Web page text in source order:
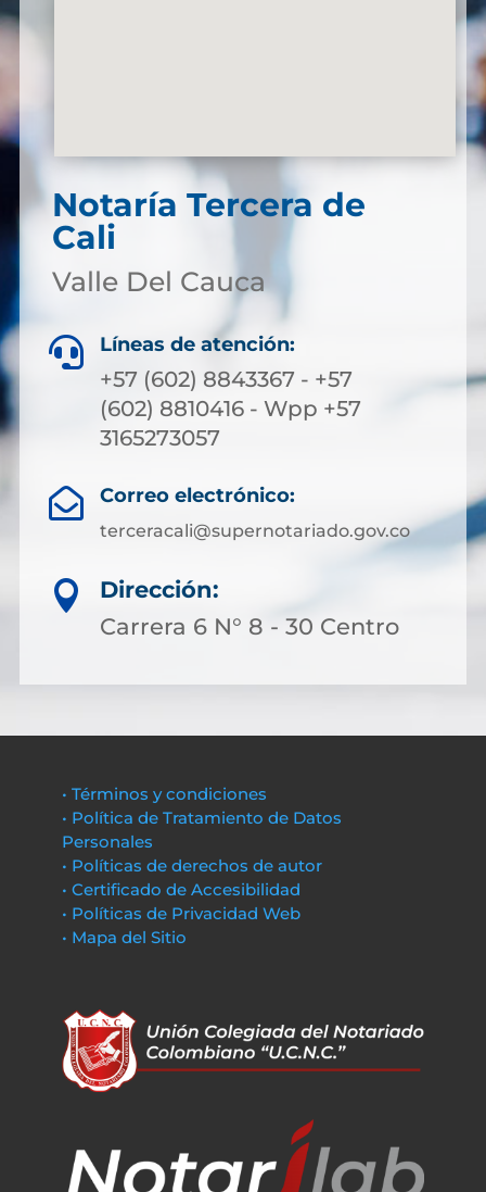
Notaría Tercera de
Cali
Valle Del Cauca
 Líneas de atención:
+57 (602) 8843367 - +57
(602) 8810416 - Wpp +57
3165273057
 Correo electrónico:
terceracali@supernotariado.gov.co

Dirección:
Carrera 6 N° 8 - 30 Centro
• Términos y condiciones
• Política de Tratamiento de Datos
Personales
• Políticas de derechos de autor
• Certificado de Accesibilidad
• Políticas de Privacidad Web
• Mapa del Sitio